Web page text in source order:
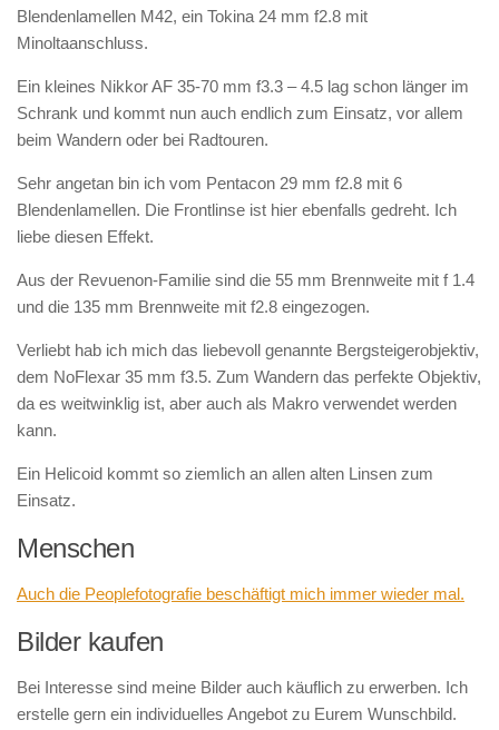
Blendenlamellen M42, ein Tokina 24 mm f2.8 mit
Minoltaanschluss.
Ein kleines Nikkor AF 35-70 mm f3.3 – 4.5 lag schon länger im
Schrank und kommt nun auch endlich zum Einsatz, vor allem
beim Wandern oder bei Radtouren.
Sehr angetan bin ich vom Pentacon 29 mm f2.8 mit 6
Blendenlamellen. Die Frontlinse ist hier ebenfalls gedreht. Ich
liebe diesen Effekt.
Aus der Revuenon-Familie sind die 55 mm Brennweite mit f 1.4
und die 135 mm Brennweite mit f2.8 eingezogen.
Verliebt hab ich mich das liebevoll genannte Bergsteigerobjektiv,
dem NoFlexar 35 mm f3.5. Zum Wandern das perfekte Objektiv,
da es weitwinklig ist, aber auch als Makro verwendet werden
kann.
Ein Helicoid kommt so ziemlich an allen alten Linsen zum
Einsatz.
Menschen
Auch die Peoplefotografie beschäftigt mich immer wieder mal.
Bilder kaufen
Bei Interesse sind meine Bilder auch käuflich zu erwerben. Ich
erstelle gern ein individuelles Angebot zu Eurem Wunschbild.